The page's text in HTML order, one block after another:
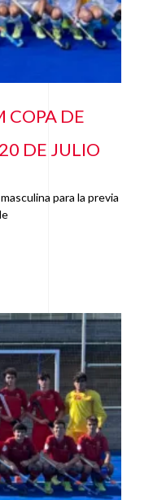
COPA DE
DE JULIO
para la previa